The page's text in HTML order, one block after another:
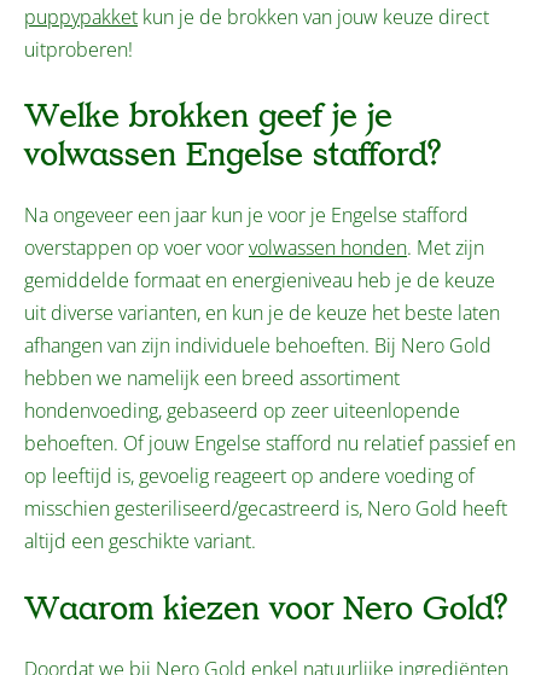
puppypakket kun je de brokken van jouw keuze direct
uitproberen!
Welke brokken geef je je
volwassen Engelse stafford?
Na ongeveer een jaar kun je voor je Engelse stafford
overstappen op voer voorvolwassen honden. Met zijn
gemiddelde formaat en energieniveau heb je de keuze
uit diverse varianten, en kun je de keuze het beste laten
afhangen van zijn individuele behoeften. Bij Nero Gold
hebben we namelijk een breed assortiment
hondenvoeding, gebaseerd op zeer uiteenlopende
behoeften. Of jouw Engelse stafford nu relatief passief en
op leeftijd is, gevoelig reageert op andere voeding of
misschien gesteriliseerd/gecastreerd is, Nero Gold heeft
altijd een geschikte variant.
Waarom kiezen voor Nero Gold?
Doordat we bij Nero Gold enkel natuurlijke ingrediënten